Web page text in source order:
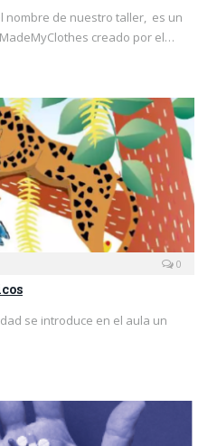
nombre de nuestro taller, es un
creado por el…
0
se introduce en el aula un